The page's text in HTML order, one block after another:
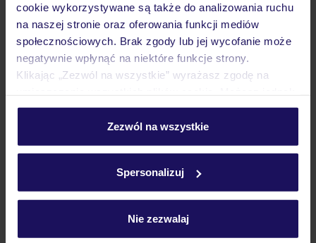
cookie wykorzystywane są także do analizowania ruchu
na naszej stronie oraz oferowania funkcji mediów
społecznościowych. Brak zgody lub jej wycofanie może
negatywnie wpłynąć na niektóre funkcje strony.
Klikając „Zezwól na wszystkie” wyrażasz zgodę na
personalizować swój wybór wchodząc w zakładkę
Szczegółowe informacje o plikach cookie znajdziesz
Zezwól na wszystkie
Spersonalizuj
Nie zezwalaj
Opinie
Pokoje
Ważne informacje